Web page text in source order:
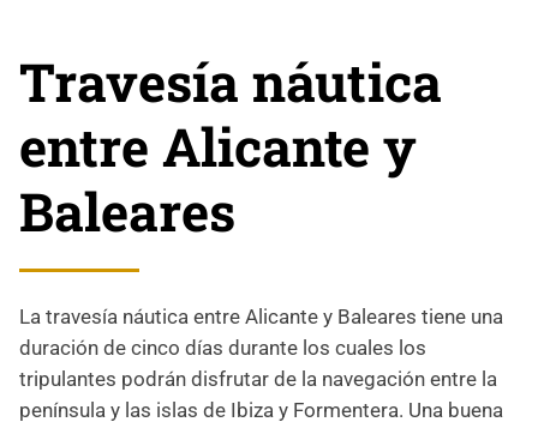
Travesía náutica
entre Alicante y
Baleares
La travesía náutica entre Alicante y Baleares tiene una
duración de cinco días durante los cuales los
tripulantes podrán disfrutar de la navegación entre la
península y las islas de Ibiza y Formentera. Una buena